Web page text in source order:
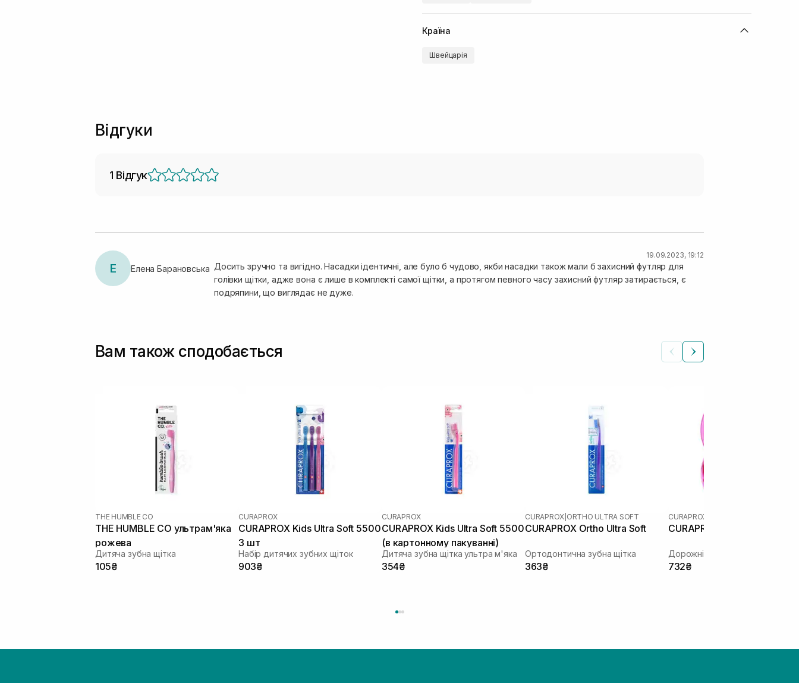
Країна
Швейцарія
Відгуки
1 Відгук
Е Елена Барановська
19.09.2023, 19:12
Досить зручно та вигідно. Насадки ідентичні, але було б чудово, якби насадки також мали б захисний футляр для
голівки щітки, адже вона є лише в комплекті самої щітки, а протягом певного часу захисний футляр затирається, є
подряпини, що виглядає не дуже.
Вам також сподобається
THE HUMBLE CO
THE HUMBLE CO ультрам'яка
рожева
Дитяча зубна щітка
105₴
CURAPROX
CURAPROX Kids Ultra Soft 5500
3 шт
Набір дитячих зубних щіток
903₴
CURAPROX
CURAPROX Kids Ultra Soft 5500
(в картонному пакуванні)
Дитяча зубна щітка ультра м'яка
354₴
CURAPROX ORTHO ULTRA SOFT
CURAPROX Ortho Ultra Soft
Ортодонтична зубна щітка
363₴
CURAPROX
CURAPROX 'Be You' Pink
732₴